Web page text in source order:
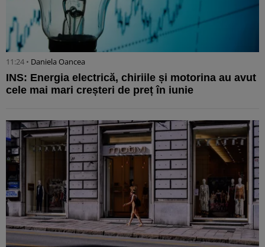
11:24 • Daniela Oancea
INS: Energia electrică, chiriile și motorina au avut
cele mai mari creșteri de preț în iunie